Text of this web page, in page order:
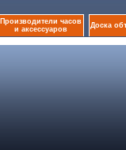
Производители часов
и аксессуаров
Доска